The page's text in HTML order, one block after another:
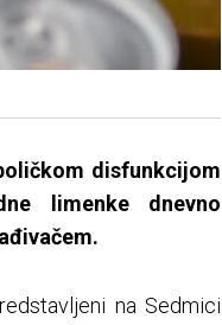
disfunkcijom
limenke dnevno
na Sedmici